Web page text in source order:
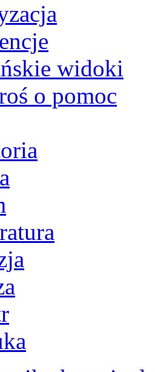
widoki
o pomoc